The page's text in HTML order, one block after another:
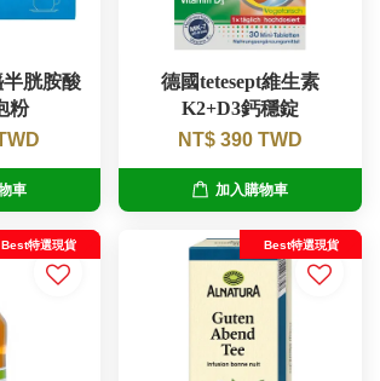
胱胺酸
粉
車
德國tetesept維生素
K2+D3鈣穩錠
NT$ 390 TWD
加入購物車
Best特選現貨 Best特選現貨